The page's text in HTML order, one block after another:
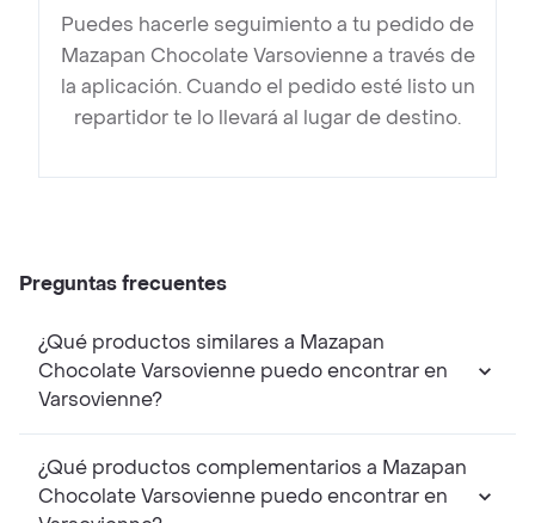
Puedes hacerle seguimiento a tu pedido de
Mazapan Chocolate Varsovienne a través de
la aplicación. Cuando el pedido esté listo un
repartidor te lo llevará al lugar de destino.
Preguntas frecuentes
¿Qué productos similares a Mazapan
Chocolate Varsovienne puedo encontrar en
Varsovienne?
¿Qué productos complementarios a Mazapan
Chocolate Varsovienne puedo encontrar en